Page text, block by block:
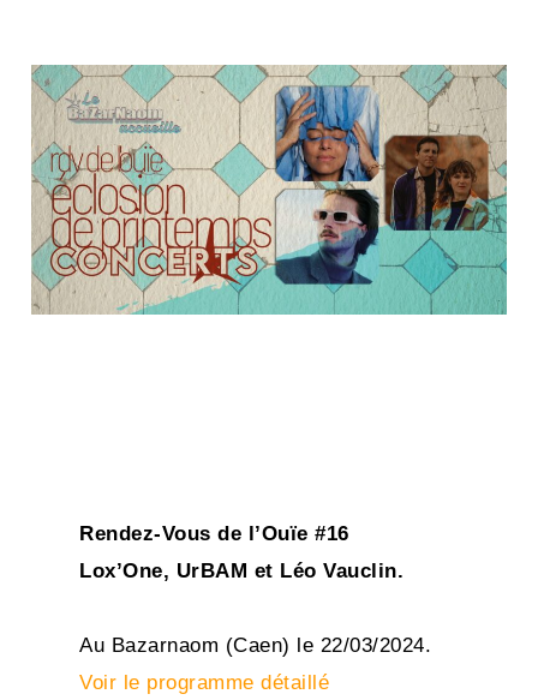
Rendez-Vous de l’Ouïe #16
Lox’One, UrBAM et Léo Vauclin.
Au Bazarnaom (Caen) le 22/03/2024.
Voir le programme détaillé